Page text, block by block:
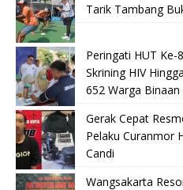
Tarik Tambang
Peringati HUT Ke-
Skrining HIV
652 Warga Binaan
Gerak Cepat
Pelaku Curanmor
Candi
Wangsakarta